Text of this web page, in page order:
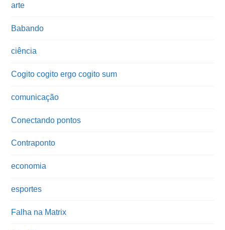
arte
Babando
ciência
Cogito cogito ergo cogito sum
comunicação
Conectando pontos
Contraponto
economia
esportes
Falha na Matrix